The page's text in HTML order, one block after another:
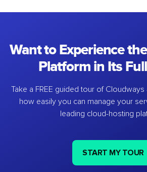
Want to Experience
Platform in Its
Take a FREE guided tour of
how easily you can manage your
leading cloud-hosting
START MY TOUR